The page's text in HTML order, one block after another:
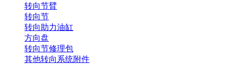
转向节臂
转向节
转向助力油缸
方向盘
转向节修理包
其他转向系统附件